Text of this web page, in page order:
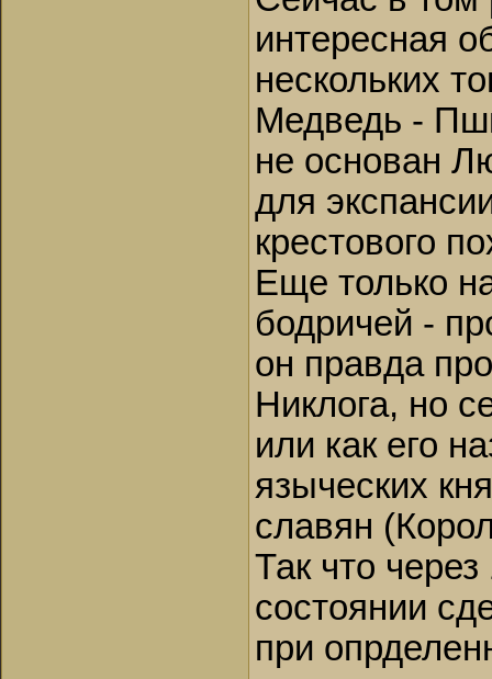
интересная
нескольких
Медведь -
не основан
для
крестового
Еще только
бодричей -
он правда
Никлога, но
или как его
языческих
славян
Так что через
состоянии
при